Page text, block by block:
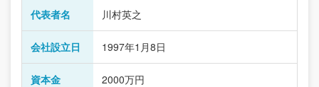
代表者名 川村英之
会社設立日 1997年1月8日
資本金 2000万円